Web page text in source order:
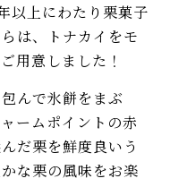
以上にわたり栗菓子
は、トナカイをモ
用意しました！
んで氷餅をまぶ
ームポイントの赤
だ栗を鮮度良いう
な栗の風味をお楽